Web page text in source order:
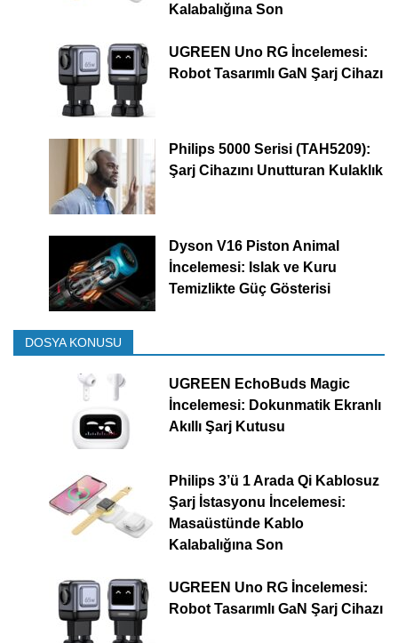
Kalabalığına Son
UGREEN Uno RG İncelemesi:
Robot Tasarımlı GaN Şarj Cihazı
Philips 5000 Serisi (TAH5209):
Şarj Cihazını Unutturan Kulaklık
Dyson V16 Piston Animal
İncelemesi: Islak ve Kuru
Temizlikte Güç Gösterisi
DOSYA KONUSU
UGREEN EchoBuds Magic
İncelemesi: Dokunmatik Ekranlı
Akıllı Şarj Kutusu
Philips 3’ü 1 Arada Qi Kablosuz
Şarj İstasyonu İncelemesi:
Masaüstünde Kablo
Kalabalığına Son
UGREEN Uno RG İncelemesi:
Robot Tasarımlı GaN Şarj Cihazı